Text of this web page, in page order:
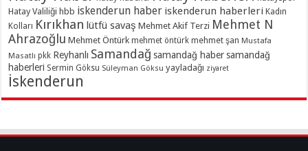
Hatay Valiliği hbb iskenderun haber iskenderun haberleri Kadın
Kolları Kırıkhan lütfü savaş Mehmet Akif Terzi Mehmet N
Ahrazoğlu Mehmet Öntürk mehmet öntürk mehmet şan Mustafa
Masatlı pkk Reyhanlı Samandağ samandağ haber samandağ
haberleri Sermin Göksu Süleyman Göksu yayladağı ziyaret
İskenderun